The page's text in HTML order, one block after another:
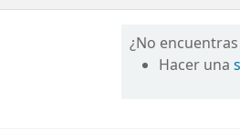
¿No
Hacer una